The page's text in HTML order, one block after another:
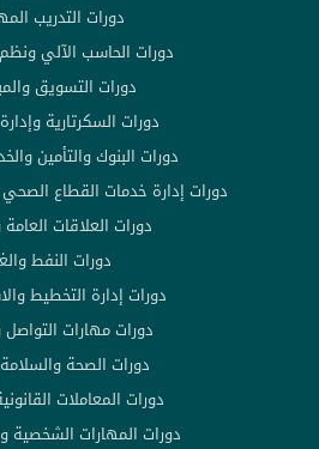
دورات التدريب
دورات الحاسب الآلي
دورات التسويق
دورات السكرتارية
دورات البنوك والتأمين
دورات إدارة خدمات القطاع الصحي
دورات العلاقات العامة
دورات النفط
دورات إدارة التخطيط
دورات مهارات التواصل
دورات الصحة والسلامة
دورات المعاملات
دورات المهارات الشخصية